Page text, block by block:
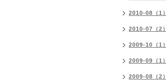
2010-08（1）
2010-07（2）
2009-10（1）
2009-09（1）
2009-08（2）